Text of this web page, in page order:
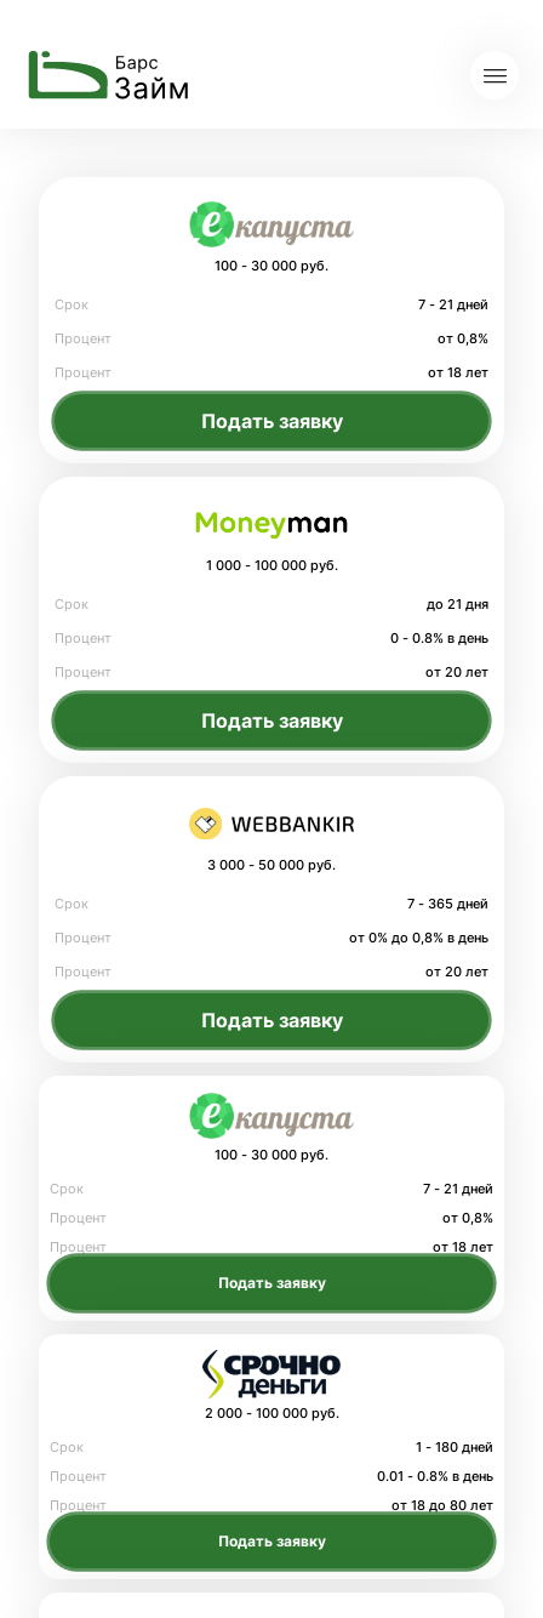
100 - 30 000 руб.
Срок
7 - 21 дней
Процент
от 0,8%
Процент
от 18 лет
Подать заявку
1 000 - 100 000 руб.
Срок
до 21 дня
Процент
0 - 0.8% в день
Процент
от 20 лет
Подать заявку
3 000 - 50 000 руб.
Срок
7 - 365 дней
Процент
от 0% до 0,8% в день
Процент
от 20 лет
Подать заявку
100 - 30 000 руб.
Срок
7 - 21 дней
Процент
от 0,8%
Процент
от 18 лет
Подать заявку
2 000 - 100 000 руб.
Срок
1 - 180 дней
Процент
0.01 - 0.8% в день
Процент
от 18 до 80 лет
Подать заявку